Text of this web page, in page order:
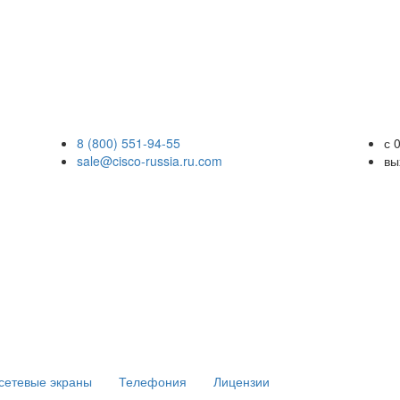
8 (800) 551-94-55
sale@cisco-russia.ru.com
с
экраны Телефония Лицензии